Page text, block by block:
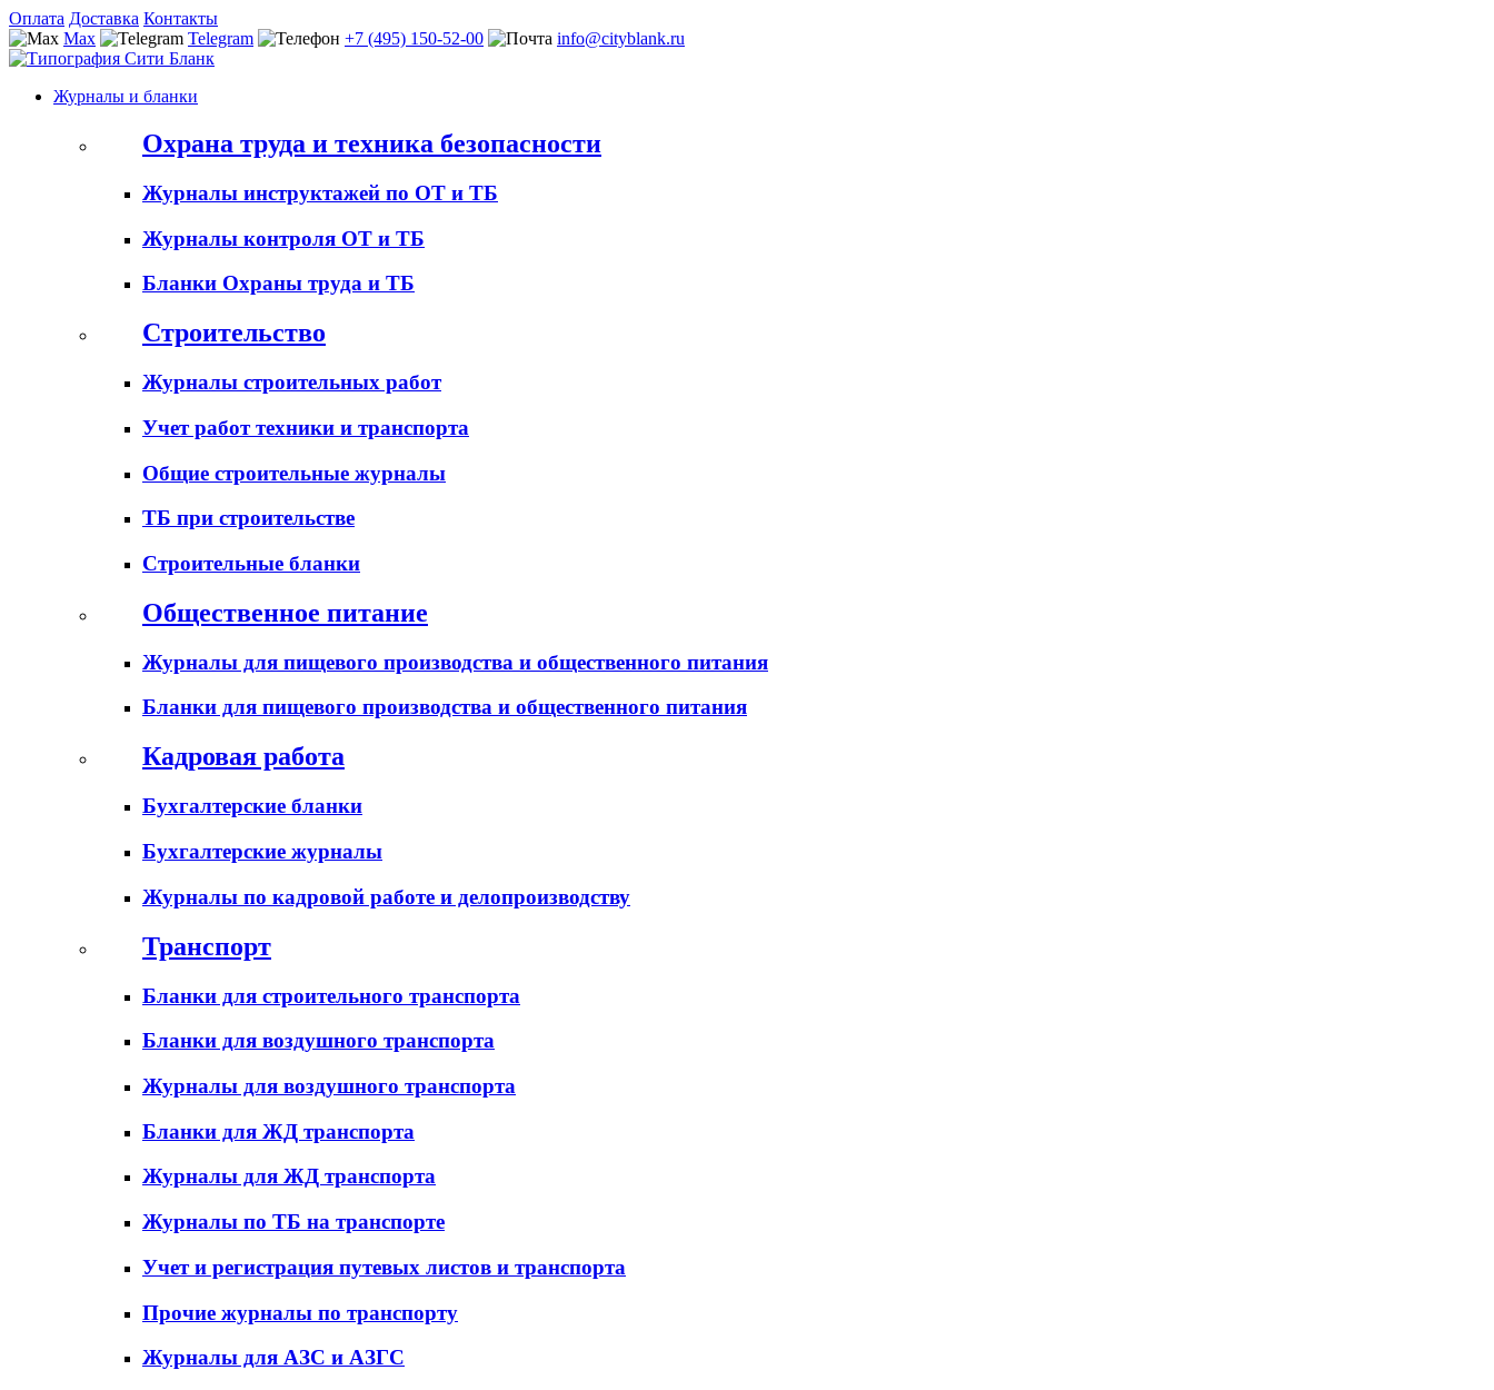
Оплата Доставка Контакты
Max
Telegram +7 (495) 150-52-00 info@cityblank.ru
Журналы и бланки
Охрана труда и техника безопасности
Журналы инструктажей по ОТ и ТБ
Журналы контроля ОТ и ТБ
Бланки Охраны труда и ТБ
Строительство
Журналы строительных работ
Учет работ техники и транспорта
Общие строительные журналы
ТБ при строительстве
Строительные бланки
Общественное питание
Журналы для пищевого производства и общественного питания
Бланки для пищевого производства и общественного питания
Кадровая работа
Бухгалтерские бланки
Бухгалтерские журналы
Журналы по кадровой работе и делопроизводству
Транспорт
Бланки для строительного транспорта
Бланки для воздушного транспорта
Журналы для воздушного транспорта
Бланки для ЖД транспорта
Журналы для ЖД транспорта
Журналы по ТБ на транспорте
Учет и регистрация путевых листов и транспорта
Прочие журналы по транспорту
Журналы для АЗС и АЗГС